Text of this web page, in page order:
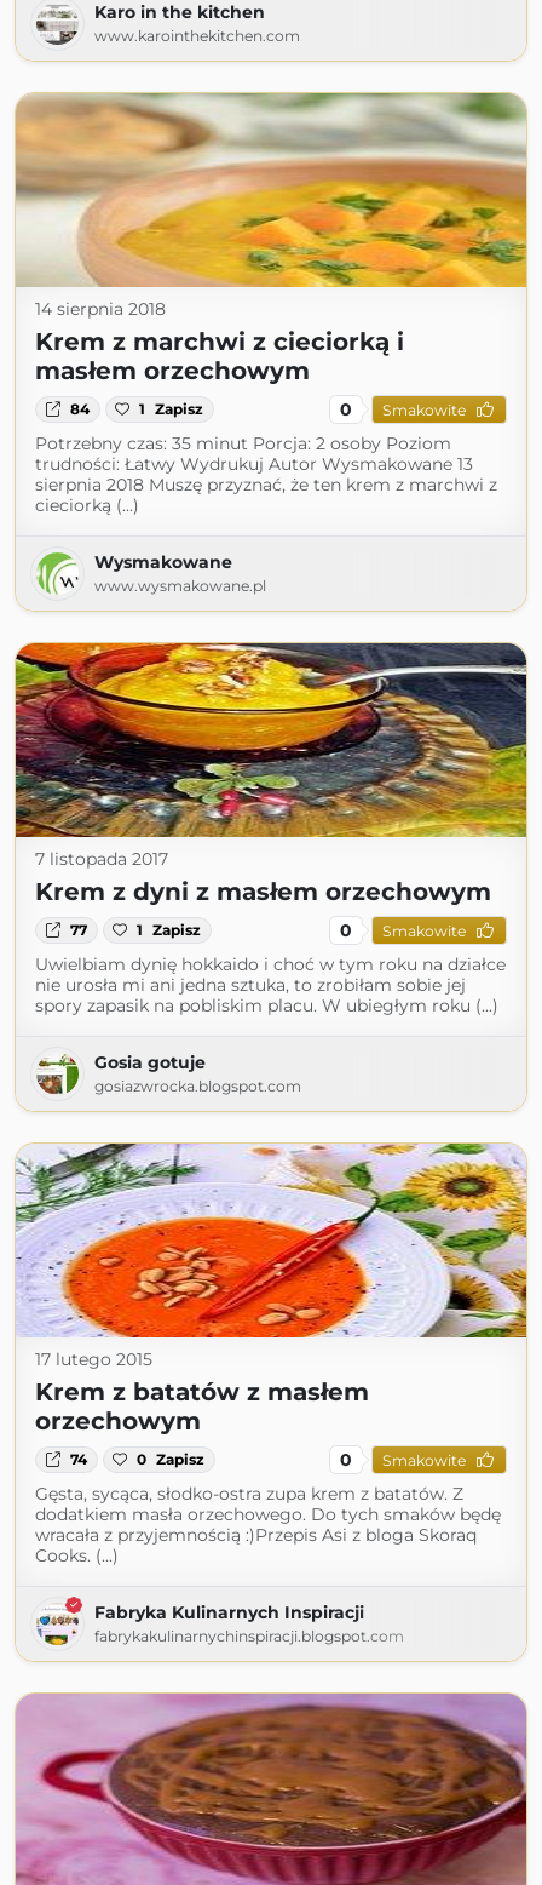
Karo in the kitchen
www.karointhekitchen.com
14 sierpnia 2018
Krem z marchwi z cieciorką i
masłem orzechowym
84 1 Zapisz 0 Smakowite
Potrzebny czas: 35 minut Porcja: 2 osoby Poziom
trudności: Łatwy Wydrukuj Autor Wysmakowane 13
sierpnia 2018 Muszę przyznać, że ten krem z marchwi z
cieciorką (...)
Wysmakowane
www.wysmakowane.pl
7 listopada 2017
Krem z dyni z masłem orzechowym
77 1 Zapisz 0 Smakowite
Uwielbiam dynię hokkaido i choć w tym roku na działce
nie urosła mi ani jedna sztuka, to zrobiłam sobie jej
spory zapasik na pobliskim placu. W ubiegłym roku (...)
Gosia gotuje
gosiazwrocka.blogspot.com
17 lutego 2015
Krem z batatów z masłem
orzechowym
74 0 Zapisz 0 Smakowite
Gęsta, sycąca, słodko-ostra zupa krem z batatów. Z
dodatkiem masła orzechowego. Do tych smaków będę
wracała z przyjemnością :)Przepis Asi z bloga Skoraq
Cooks. (...)
Fabryka Kulinarnych Inspiracji
fabrykakulinarnychinspiracji.blogspot.com